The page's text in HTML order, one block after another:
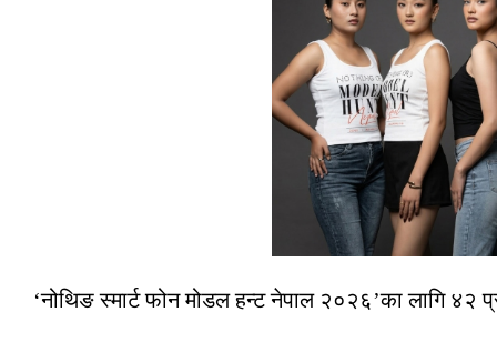
‘नोथिङ स्मार्ट फोन मोडल हन्ट नेपाल २०२६’का लागि ४२